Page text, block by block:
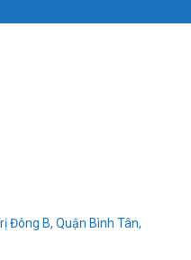
Đông B, Quận Bình Tân,